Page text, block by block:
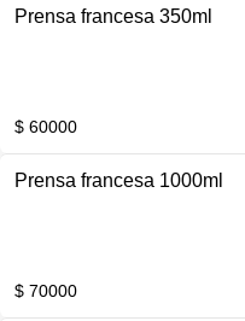
Prensa francesa 350ml
$ 60000
Prensa francesa 1000ml
$ 70000